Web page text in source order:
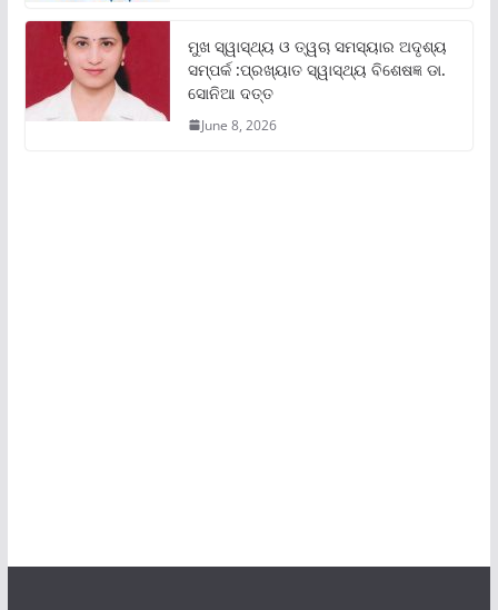
ମୁଖ ସ୍ୱାସ୍ଥ୍ୟ ଓ ତ୍ୱଚା ସମସ୍ୟାର ଅଦୃଶ୍ୟ
ସମ୍ପର୍କ :ପ୍ରଖ୍ୟାତ ସ୍ୱାସ୍ଥ୍ୟ ବିଶେଷଜ୍ଞ ଡା.
ସୋନିଆ ଦତ୍ତ
June 8, 2026